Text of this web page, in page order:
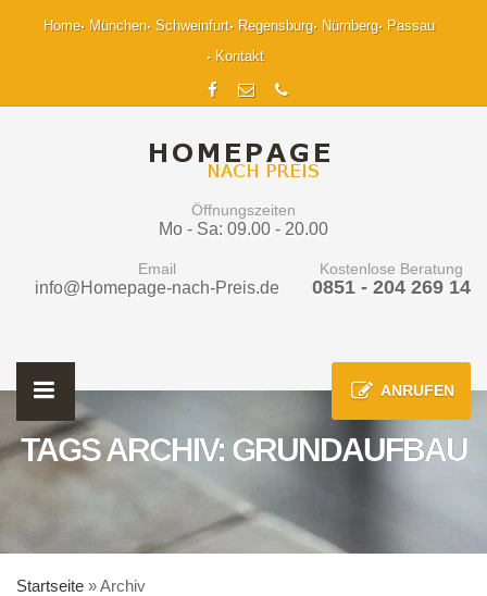
Home München Schweinfurt Regensburg Nürnberg
Passau
Kontakt
Öffnungszeiten
Mo - Sa: 09.00 - 20.00
Email
info@Homepage-nach-Preis.de
Kostenlose Beratung
0851 - 204 269 14
ANRUFEN
TAGS ARCHIV: GRUNDAUFBAU
Startseite »Archiv